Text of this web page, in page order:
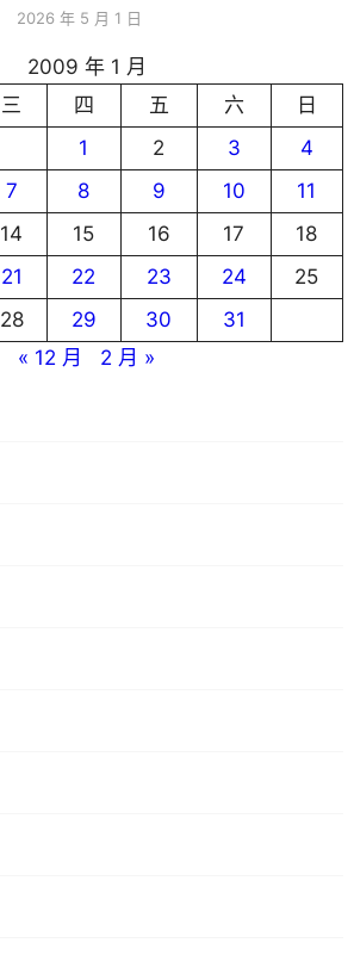
2026 年 5 月 1 日
2009 年 1 月
三 四 五 六
日
1
2 3
4
7 8 9 10
11
14 15 16 17
18
21 22 23 24
25
28 29 30
31
« 12 月
2 月 »